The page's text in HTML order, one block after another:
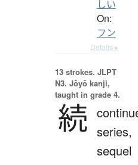
しい
On:
フン
Details ▸
13 strokes. JLPT
N3. Jōyō kanji,
taught in grade 4.
続 series,
sequel